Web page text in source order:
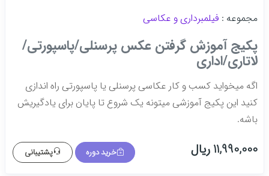
مجموعه : فیلمبرداری و عکاسی
پکیج آموزش گرفتن عکس پرسنلی/پاسپورتی/
لاتاری/اداری
اگه میخواید کسب و کار عکاسی پرسنلی یا پاسپورتی راه اندازی
کنید این پکیج آموزشی میتونه یک شروع تا پایان برای یادگیریش
باشه.
11,990,000 ریال خرید دوره پشتیبانی